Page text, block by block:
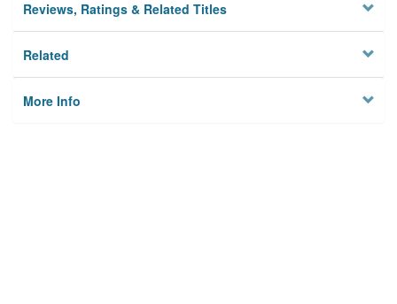
Reviews, Ratings & Related Titles
Related
More Info